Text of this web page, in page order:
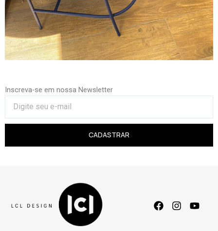
Inscreva-se em nossa Newsletter
CADASTRAR